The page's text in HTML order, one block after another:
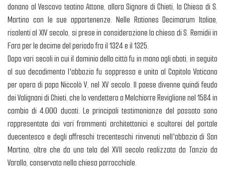
donano al Vescovo teatino Attone, allora Signore di Chieti, la Chiesa di S.
Martino con le sue appartenenze. Nelle Rationes Decimarum Italiae,
risalenti al XIV secolo, si prese in considerazione la chiesa di S. Remidii in
Fara per le decime del periodo fra il 1324 e il 1325.
Dopo vari secoli in cui il dominio della città fu in mano agli abati, in seguito
al suo decadimento l'abbazia fu soppressa e unita al Capitolo Vaticano
per opera di papa Niccolò V, nel XV secolo. Il paese divenne quindi feudo
dei Valignani di Chieti, che lo vendettero a Melchiorre Reviglione nel 1584 in
cambio di 4.000 ducati. Le principali testimonianze del passato sono
rappresentate dai vari frammenti architettonici e scultorei del portale
duecentesco e degli affreschi trecenteschi rinvenuti nell'abbazia di San
Martino, oltre che da una tela del XVII secolo realizzata da Tanzio da
Varallo, conservata nella chiesa parrocchiale.